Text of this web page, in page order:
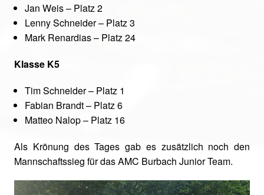
Jan Weis – Platz 2
Lenny Schneider – Platz 3
Mark Renardias – Platz 24
Klasse K5
Tim Schneider – Platz 1
Fabian Brandt – Platz 6
Matteo Nalop – Platz 16
Als Krönung des Tages gab es zusätzlich noch den
Mannschaftssieg für das AMC Burbach Junior Team.